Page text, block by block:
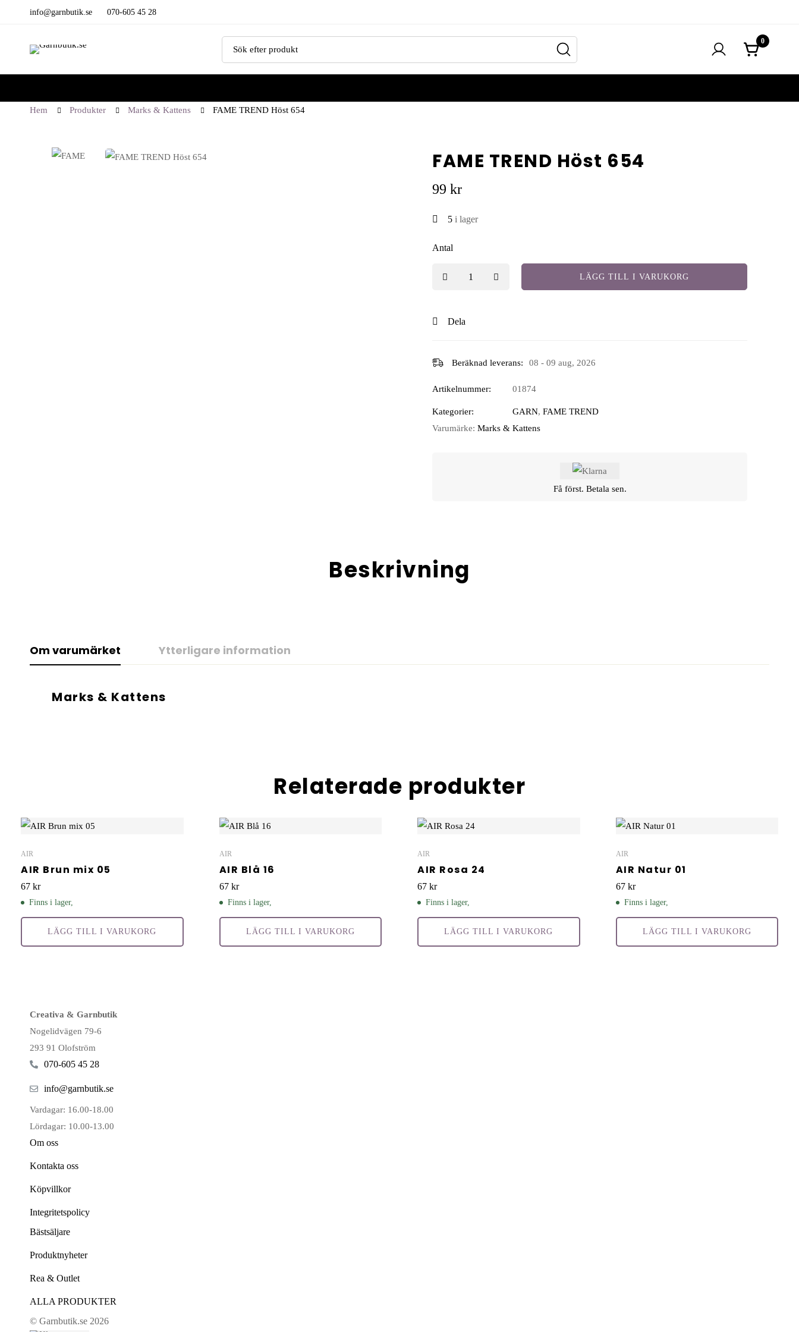
info@garnbutik.se 070-605 45 28
efter:
0
Hem Produkter Marks & Kattens FAME TREND Höst 654
FAME TREND Höst 654
99 kr
5 i lager
Antal
LÄGG TILL I VARUKORG
Dela
Beräknad leverans: 08 - 09 aug, 2026
Artikelnummer: 01874
Kategorier: GARN, FAME TREND
Varumärke: Marks & Kattens
Få först. Betala sen.
Beskrivning
Om varumärket Ytterligare information
Marks & Kattens
Relaterade produkter
AIR
AIR Brun mix 05
67 kr
Finns i lager,
LÄGG TILL I VARUKORG
AIR
AIR Blå 16
67 kr
Finns i lager,
LÄGG TILL I VARUKORG
AIR
AIR Rosa 24
67 kr
Finns i lager,
LÄGG TILL I VARUKORG
AIR
AIR Natur 01
67 kr
Finns i lager,
LÄGG TILL I VARUKORG
Creativa & Garnbutik
Nogelidvägen 79-6
293 91 Olofström
070-605 45 28
info@garnbutik.se
Vardagar: 16.00-18.00
Lördagar: 10.00-13.00
Om oss
Kontakta oss
Köpvillkor
Integritetspolicy
Bästsäljare
Produktnyheter
Rea & Outlet
ALLA PRODUKTER
© Garnbutik.se 2026